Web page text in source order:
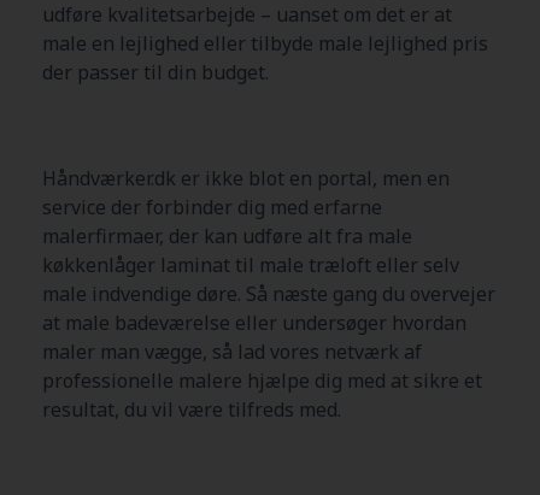
udføre kvalitetsarbejde – uanset om det er at
male en lejlighed eller tilbyde male lejlighed pris
der passer til din budget.
Håndværker.dk er ikke blot en portal, men en
service der forbinder dig med erfarne
malerfirmaer, der kan udføre alt fra male
køkkenlåger laminat til male træloft eller selv
male indvendige døre. Så næste gang du overvejer
at male badeværelse eller undersøger hvordan
maler man vægge, så lad vores netværk af
professionelle malere hjælpe dig med at sikre et
resultat, du vil være tilfreds med.